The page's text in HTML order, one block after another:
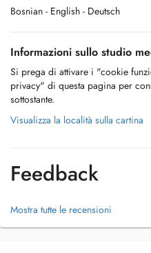
Bosnian - English - Deutsch
Informazioni sullo studio
Si prega di attivare i "cookie
privacy" di questa pagina per
sottostante.
Visualizza la località sulla cartina
Feedback
Mostra tutte le recensioni